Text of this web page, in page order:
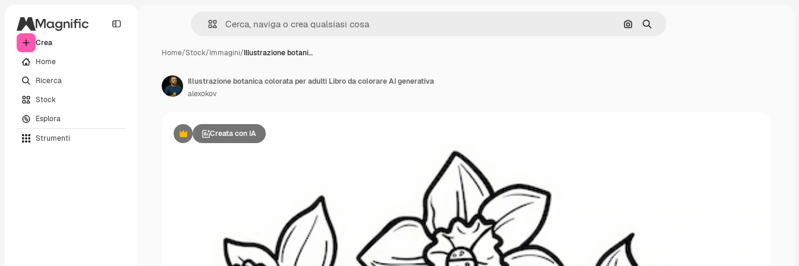
Crea
Home
Ricerca
Stock
Esplora
Strumenti
Cerca per immagine
Ricerca
Home/Stock/Immagini/Illustrazione botani…
PremiumCreata con IA
Illustrazione botanica colorata per adulti Libro da colorare AI generativa
alexokov